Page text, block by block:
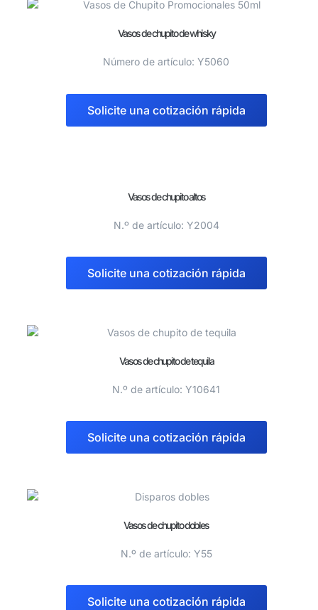
Vasos de chupito de whisky
Número de artículo: Y5060
Solicite una cotización rápida
Vasos de chupito altos
N.º de artículo: Y2004
Solicite una cotización rápida
Vasos de chupito de tequila
N.º de artículo: Y10641
Solicite una cotización rápida
Vasos de chupito dobles
N.º de artículo: Y55
Solicite una cotización rápida